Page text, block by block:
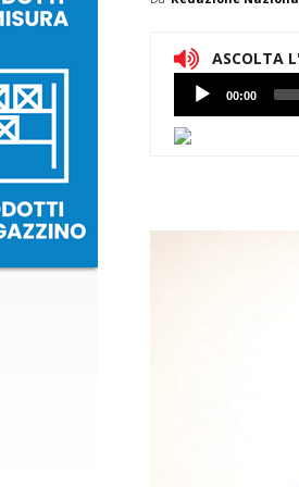
ASCOLTA
Lettore
Audio
00:00